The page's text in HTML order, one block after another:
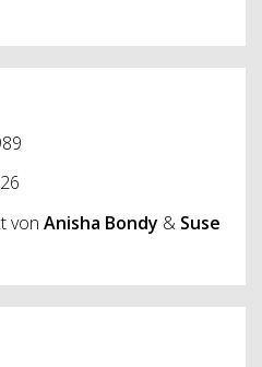
von Anisha Bondy & Suse